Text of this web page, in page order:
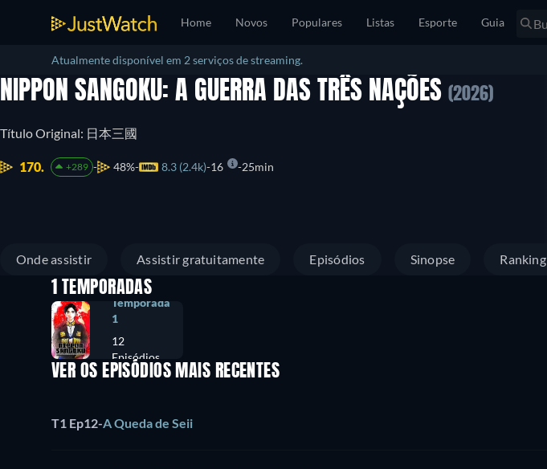
Home Novos Populares Listas Esporte Guia
Atualmente disponível em 2 serviços de streaming.
NIPPON SANGOKU: A GUERRA DAS TRÊS NAÇÕES (2026)
Título Original: 日本三國
170. +289 48% 8.3 (2.4k) 16 25min
Onde assistir Assistir gratuitamente Episódios Sinopse
1 TEMPORADAS
Temporada
1
12
Episódios
VER OS EPISÓDIOS MAIS RECENTES
T1 Ep12-A Queda de Seii